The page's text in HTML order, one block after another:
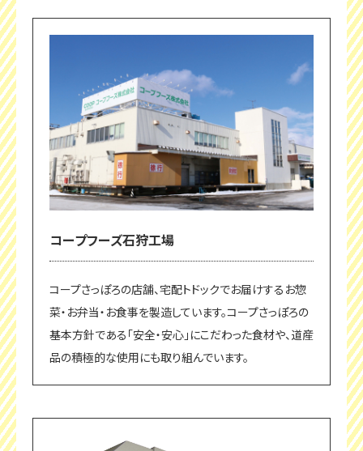
コープフーズ石狩工場
コープさっぽろの店舗、宅配トドックでお届けするお惣
菜・お弁当・お食事を製造しています。コープさっぽろの
基本方針である「安全・安心」にこだわった食材や、道産
品の積極的な使用にも取り組んでいます。